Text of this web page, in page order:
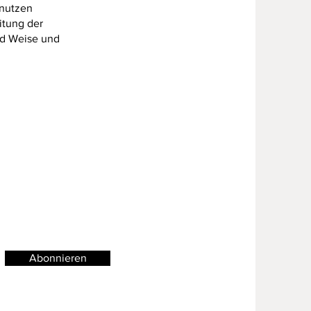
der
Weise und
Abonnieren